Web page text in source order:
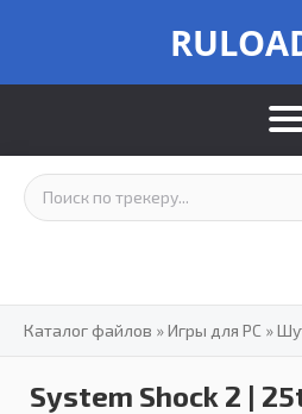
Каталог файлов »Игры для PC »
System Shock 2 |